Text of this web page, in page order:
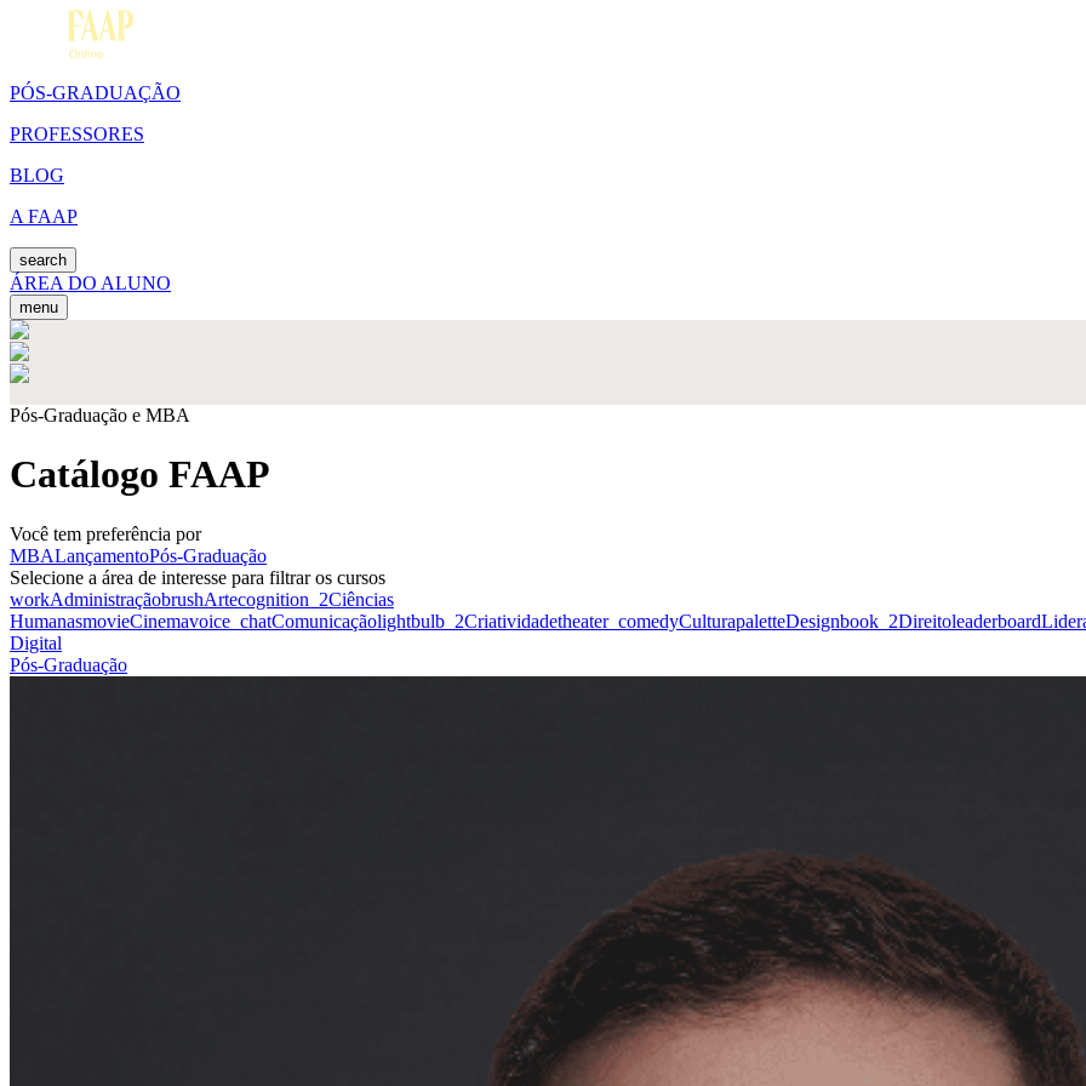
PÓS-GRADUAÇÃO
PROFESSORES
BLOG
A FAAP
search
ÁREA DO ALUNO
menu
Pós-Graduação e MBA
Catálogo FAAP
Você tem preferência por
MBALançamentoPós-Graduação
Selecione a área de interesse para filtrar os cursos
workAdministraçãobrushArtecognition_2Ciências
HumanasmovieCinemavoice_chatComunicaçãolightbulb_2Criatividadetheater_comedyCulturapaletteDesignbook_2Direitoleaderboard
Digital
Pós-Graduação